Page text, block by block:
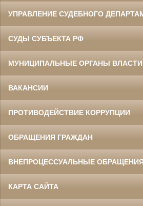
УПРАВЛЕНИЕ СУДЕБНОГО
СУДЫ СУБЪЕКТА РФ
МУНИЦИПАЛЬНЫЕ ОРГАНЫ ВЛАСТИ
ВАКАНСИИ
ПРОТИВОДЕЙСТВИЕ КОРРУПЦИИ
ОБРАЩЕНИЯ ГРАЖДАН
ВНЕПРОЦЕССУАЛЬНЫЕ ОБРАЩЕНИЯ
КАРТА САЙТА